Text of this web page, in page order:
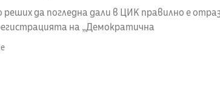
реших да погледна дали в ЦИК правилно е
на „Демократична